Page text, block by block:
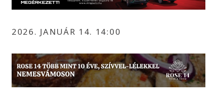
2026. JANUÁR 14. 14:00